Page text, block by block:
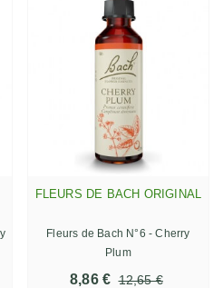
FLEURS DE BACH ORIGINAL
Fleurs de Bach N°6 - Cherry
Plum
8,86 € 12,65 €